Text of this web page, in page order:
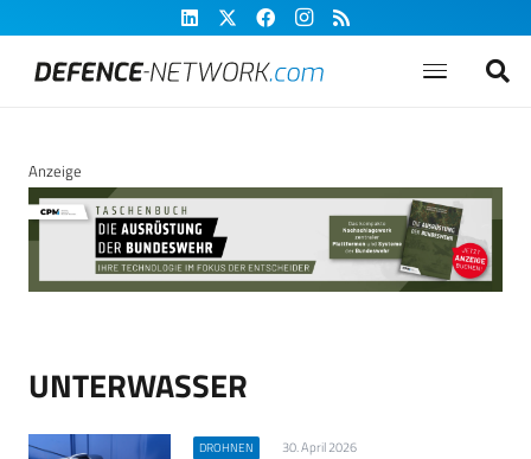
Anzeige
UNTERWASSER
DROHNEN 30. April 2026